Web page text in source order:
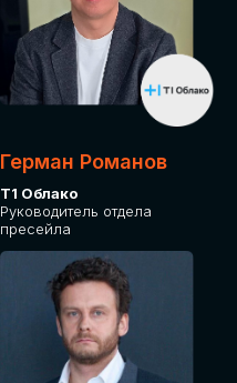
Герман Романов
Т1 Облако
Руководитель отдела
пресейла